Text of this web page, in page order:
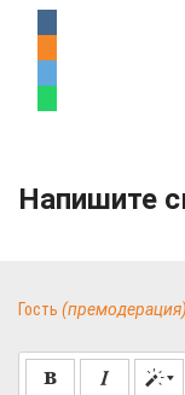
Напишите
Гость (премодерация)